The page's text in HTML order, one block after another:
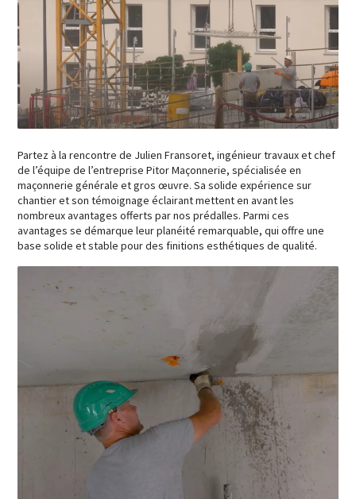
Partez à la rencontre de Julien Fransoret, ingénieur travaux et chef
de l’équipe de l’entreprise Pitor Maçonnerie, spécialisée en
maçonnerie générale et gros œuvre. Sa solide expérience sur
chantier et son témoignage éclairant mettent en avant les
nombreux avantages offerts par nos prédalles. Parmi ces
avantages se démarque leur planéité remarquable, qui offre une
base solide et stable pour des finitions esthétiques de qualité.